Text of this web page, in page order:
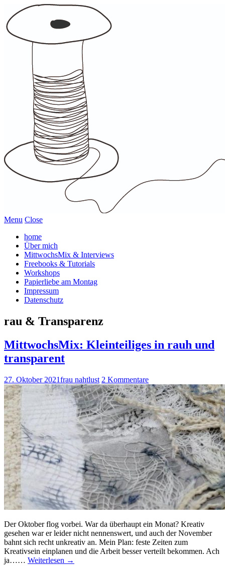
Menu Close
home
Über mich
MittwochsMix & Interviews
Freebooks & Tutorials
Workshops
Papierliebe am Montag
Impressum
Datenschutz
rau & Transparenz
MittwochsMix: Kleinteiliges in rauh und
transparent
27. Oktober 2021frau nahtlust 2 Kommentare
Der Oktober flog vorbei. War da überhaupt ein Monat? Kreativ
gesehen war er leider nicht nennenswert, und auch der November
bahnt sich recht unkreativ an. Mein Plan: feste Zeiten zum
Kreativsein einplanen und die Arbeit besser verteilt bekommen. Ach
ja…… Weiterlesen →